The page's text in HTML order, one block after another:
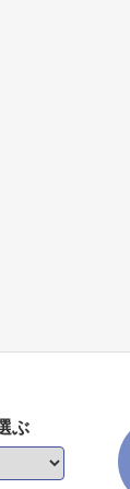
ぶ